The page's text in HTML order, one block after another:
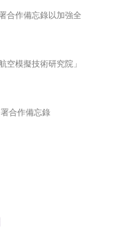
合作備忘錄以加強全
空模擬技術研究院」
合作備忘錄